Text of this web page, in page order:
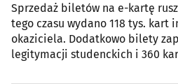
Sprzedaż biletów na e-kartę
tego czasu wydano 118 tys. kart
okaziciela. Dodatkowo bilety
legitymacji studenckich i 360